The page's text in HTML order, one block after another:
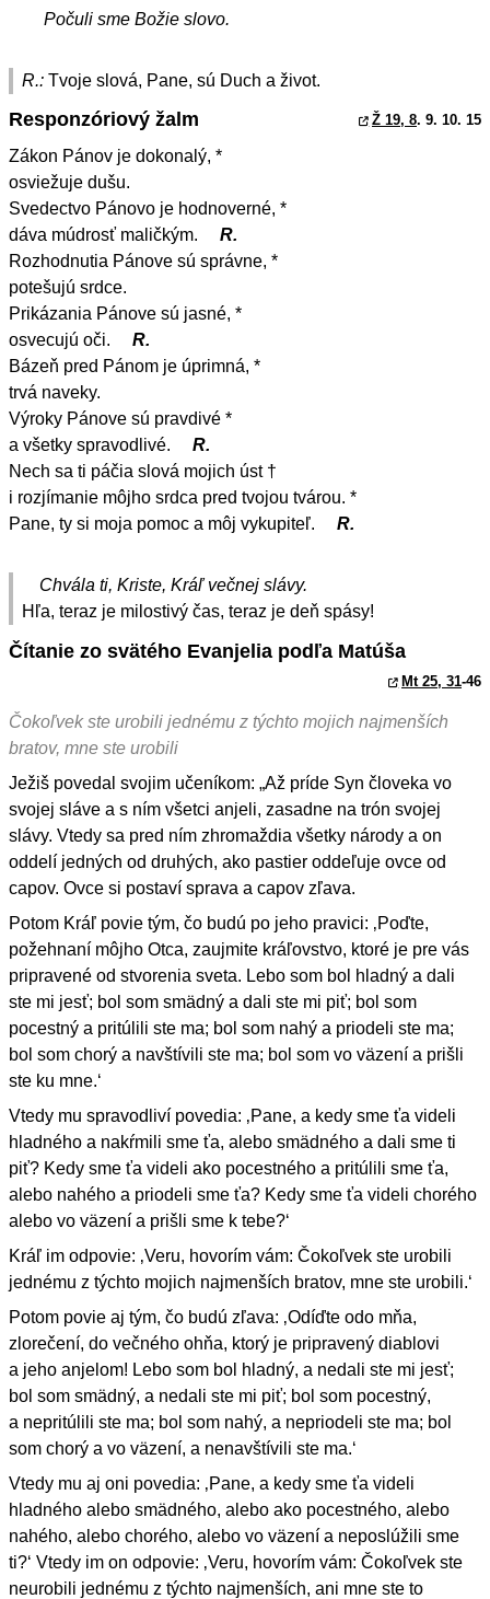
Počuli sme Božie slovo.
R.: Tvoje slová, Pane, sú Duch a život.
Responzóriový žalm Ž 19, 8. 9. 10. 15
Zákon Pánov je dokonalý, *
osviežuje dušu.
Svedectvo Pánovo je hodnoverné, *
dáva múdrosť maličkým.
R.
Rozhodnutia Pánove sú správne, *
potešujú srdce.
Prikázania Pánove sú jasné, *
osvecujú oči.
R.
Bázeň pred Pánom je úprimná, *
trvá naveky.
Výroky Pánove sú pravdivé *
a všetky spravodlivé.
R.
Nech sa ti páčia slová mojich úst †
i rozjímanie môjho srdca pred tvojou tvárou. *
Pane, ty si moja pomoc a môj vykupiteľ.
R.
Chvála ti, Kriste, Kráľ večnej slávy.
Hľa, teraz je milostivý čas, teraz je deň spásy!
Čítanie zo svätého Evanjelia podľa Matúša
Mt 25, 31-46
Čokoľvek ste urobili jednému z týchto mojich najmenších
bratov, mne ste urobili
Ježiš povedal svojim učeníkom: „Až príde Syn človeka vo
svojej sláve a s ním všetci anjeli, zasadne na trón svojej
slávy. Vtedy sa pred ním zhromaždia všetky národy a on
oddelí jedných od druhých, ako pastier oddeľuje ovce od
capov. Ovce si postaví sprava a capov zľava.
Potom Kráľ povie tým, čo budú po jeho pravici: ‚Poďte,
požehnaní môjho Otca, zaujmite kráľovstvo, ktoré je pre vás
pripravené od stvorenia sveta. Lebo som bol hladný a dali
ste mi jesť; bol som smädný a dali ste mi piť; bol som
pocestný a pritúlili ste ma; bol som nahý a priodeli ste ma;
bol som chorý a navštívili ste ma; bol som vo väzení a prišli
ste ku mne.‘
Vtedy mu spravodliví povedia: ‚Pane, a kedy sme ťa videli
hladného a nakŕmili sme ťa, alebo smädného a dali sme ti
piť? Kedy sme ťa videli ako pocestného a pritúlili sme ťa,
alebo nahého a priodeli sme ťa? Kedy sme ťa videli chorého
alebo vo väzení a prišli sme k tebe?‘
Kráľ im odpovie: ‚Veru, hovorím vám: Čokoľvek ste urobili
jednému z týchto mojich najmenších bratov, mne ste urobili.‘
Potom povie aj tým, čo budú zľava: ‚Odíďte odo mňa,
zlorečení, do večného ohňa, ktorý je pripravený diablovi
a jeho anjelom! Lebo som bol hladný, a nedali ste mi jesť;
bol som smädný, a nedali ste mi piť; bol som pocestný,
a nepritúlili ste ma; bol som nahý, a nepriodeli ste ma; bol
som chorý a vo väzení, a nenavštívili ste ma.‘
Vtedy mu aj oni povedia: ‚Pane, a kedy sme ťa videli
hladného alebo smädného, alebo ako pocestného, alebo
nahého, alebo chorého, alebo vo väzení a neposlúžili sme
ti?‘ Vtedy im on odpovie: ‚Veru, hovorím vám: Čokoľvek ste
neurobili jednému z týchto najmenších, ani mne ste to